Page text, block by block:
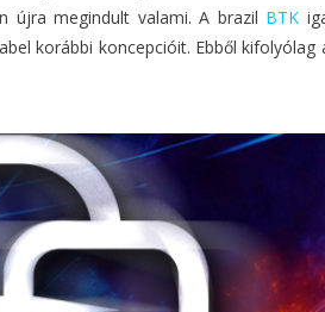
újra megindult valami. A brazil BTK
korábbi koncepcióit. Ebből